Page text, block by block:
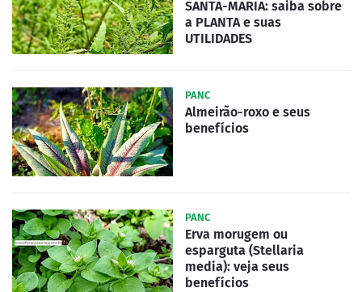
SANTA-MARIA: saiba sobre
a PLANTA e suas
UTILIDADES
PANC
Almeirão-roxo e seus
benefícios
PANC
Erva morugem ou
esparguta (Stellaria
media): veja seus
benefícios